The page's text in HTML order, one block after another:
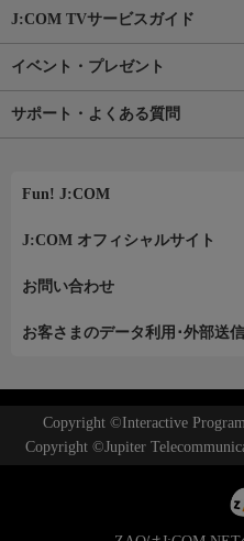
J:COM TVサービスガイド
イベント・プレゼント
サポート・よくある質問
Fun! J:COM
J:COM オフィシャルサイト
お問い合わせ
お客さまのデータ利用･外部送
Copyright ©Interactive
Copyright ©Jupiter